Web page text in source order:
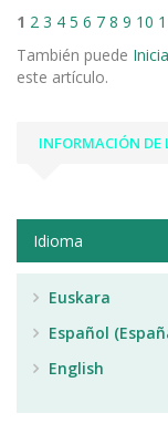
1 2 3 4 5 6 7 8 9 10
También puede
este artículo.
INFORMACIÓN DE
Idioma
Euskara
Español
English